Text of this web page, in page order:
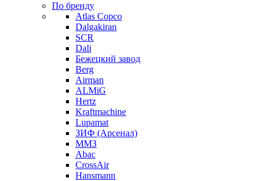
По бренду
Atlas Copco
Dalgakiran
SCR
Dali
Бежецкий завод
Berg
Airman
ALMiG
Hertz
Kraftmachine
Lupamat
ЗИФ (Арсенал)
ММЗ
Abac
CrossAir
Hansmann